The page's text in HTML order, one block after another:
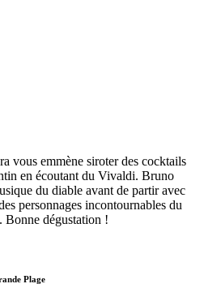
vous emmène siroter des cocktails
en écoutant du Vivaldi. Bruno
du diable avant de partir avec
personnages incontournables du
Bonne dégustation !
Plage